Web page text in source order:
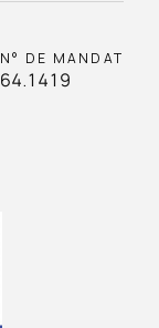
N° DE MANDAT
64.1419